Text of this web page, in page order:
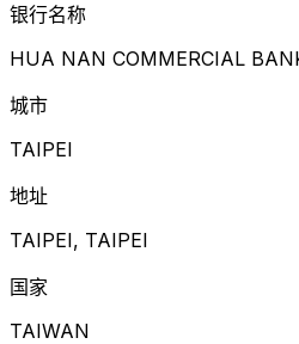
银行名称
HUA NAN COMMERCIAL
城市
TAIPEI
地址
TAIPEI, TAIPEI
国家
TAIWAN